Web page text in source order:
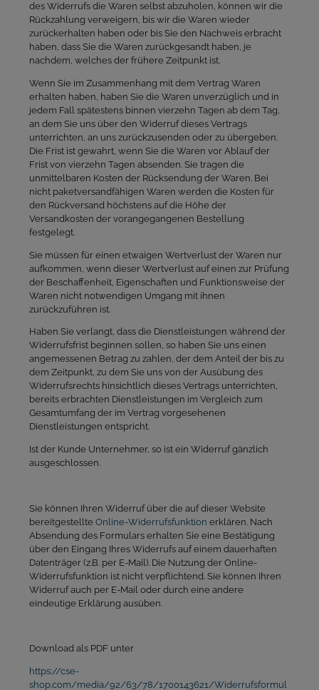
des Widerrufs die Waren selbst abzuholen, können wir die
Rückzahlung verweigern, bis wir die Waren wieder
zurückerhalten haben oder bis Sie den Nachweis erbracht
haben, dass Sie die Waren zurückgesandt haben, je
nachdem, welches der frühere Zeitpunkt ist.
Wenn Sie im Zusammenhang mit dem Vertrag Waren
erhalten haben, haben Sie die Waren unverzüglich und in
jedem Fall spätestens binnen vierzehn Tagen ab dem Tag,
an dem Sie uns über den Widerruf dieses Vertrags
unterrichten, an uns zurückzusenden oder zu übergeben.
Die Frist ist gewahrt, wenn Sie die Waren vor Ablauf der
Frist von vierzehn Tagen absenden. Sie tragen die
unmittelbaren Kosten der Rücksendung der Waren. Bei
nicht paketversandfähigen Waren werden die Kosten für
den Rückversand höchstens auf die Höhe der
Versandkosten der vorangegangenen Bestellung
festgelegt.
Sie müssen für einen etwaigen Wertverlust der Waren nur
aufkommen, wenn dieser Wertverlust auf einen zur Prüfung
der Beschaffenheit, Eigenschaften und Funktionsweise der
Waren nicht notwendigen Umgang mit ihnen
zurückzuführen ist.
Haben Sie verlangt, dass die Dienstleistungen während der
Widerrufsfrist beginnen sollen, so haben Sie uns einen
angemessenen Betrag zu zahlen, der dem Anteil der bis zu
dem Zeitpunkt, zu dem Sie uns von der Ausübung des
Widerrufsrechts hinsichtlich dieses Vertrags unterrichten,
bereits erbrachten Dienstleistungen im Vergleich zum
Gesamtumfang der im Vertrag vorgesehenen
Dienstleistungen entspricht.
Ist der Kunde Unternehmer, so ist ein Widerruf gänzlich
ausgeschlossen.
Sie können Ihren Widerruf über die auf dieser Website
bereitgestellte Online-Widerrufsfunktion erklären. Nach
Absendung des Formulars erhalten Sie eine Bestätigung
über den Eingang Ihres Widerrufs auf einem dauerhaften
Datenträger (z.B. per E-Mail). Die Nutzung der Online-
Widerrufsfunktion ist nicht verpflichtend. Sie können Ihren
Widerruf auch per E-Mail oder durch eine andere
eindeutige Erklärung ausüben.
Download als PDF unter
https://cse-
shop.com/media/92/63/78/1700143621/Widerrufsformul